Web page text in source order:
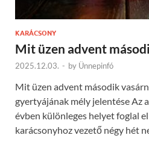
KARÁCSONY
Mit üzen advent
2025.12.03. - by Ünnepinfó
Mit üzen advent második
gyertyájának mély jelentése Az
évben különleges helyet foglal
karácsonyhoz vezető négy hét